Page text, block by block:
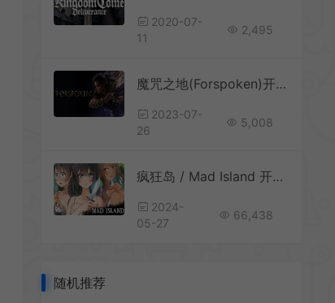
2020-07-
11
2,495
魔咒之地(Forspoken)开放世界魔法动作RPG游戏|下载
2023-07-
26
5,008
疯狂岛 / Mad Island 开放世界动作生存RPG游戏
2024-
05-27
66,438
随机推荐